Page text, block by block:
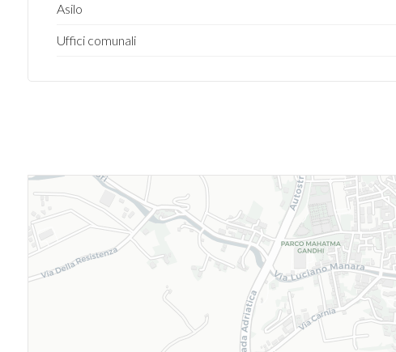
Asilo
Uffici comunali